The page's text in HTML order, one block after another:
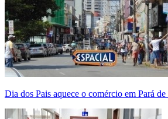
Dia dos Pais aquece o comércio em Pará